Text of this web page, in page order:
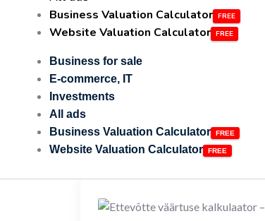
Business Valuation Calculator
Website Valuation Calculator
Business for sale
E-commerce, IT
Investments
All ads
Business Valuation Calculator
Website Valuation Calculator